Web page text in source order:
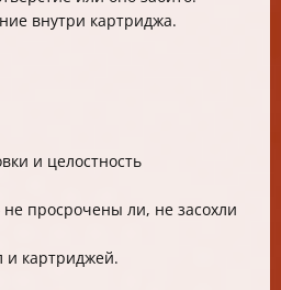
внутри картриджа.
и целостность
просрочены ли, не засохли
и картриджей.